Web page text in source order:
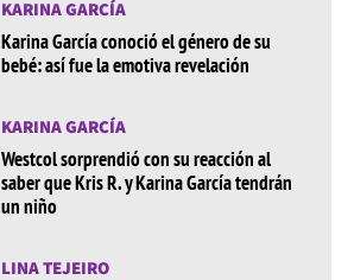
KARINA GARCÍA
Karina García conoció el género de su
bebé: así fue la emotiva revelación
KARINA GARCÍA
Westcol sorprendió con su reacción al
saber que Kris R. y Karina García tendrán
un niño
LINA TEJEIRO